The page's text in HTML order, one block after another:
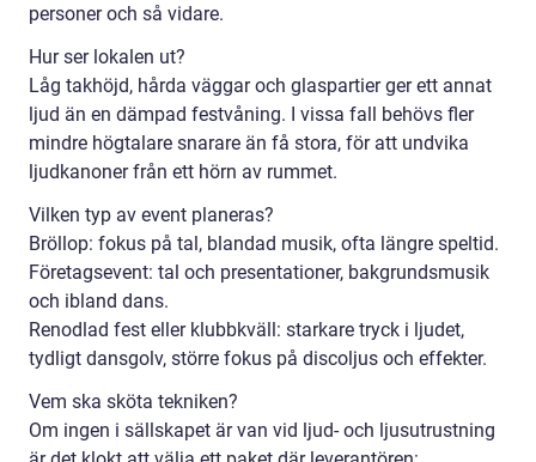
personer och så vidare.
Hur ser lokalen ut?
Låg takhöjd, hårda väggar och glaspartier ger ett annat
ljud än en dämpad festvåning. I vissa fall behövs fler
mindre högtalare snarare än få stora, för att undvika
ljudkanoner från ett hörn av rummet.
Vilken typ av event planeras?
Bröllop: fokus på tal, blandad musik, ofta längre speltid.
Företagsevent: tal och presentationer, bakgrundsmusik
och ibland dans.
Renodlad fest eller klubbkväll: starkare tryck i ljudet,
tydligt dansgolv, större fokus på discoljus och effekter.
Vem ska sköta tekniken?
Om ingen i sällskapet är van vid ljud- och ljusutrustning